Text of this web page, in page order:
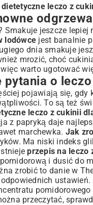
dietetyczne leczo z
jeszcze
lodówce jest banalnie
dnia smakuje
mrozić, choć
warto ugotować
pytania o
pojawiają się, gdy
To są też
leczo z cukinii
z papryką daje
marchewka. Jak
Ma niski indeks
przepis na leczo
i dusić do
zrobić to danie w
przeczytać,